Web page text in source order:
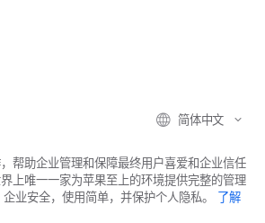
简体​中文
帮助​企业​管理​和​保障​最​终​用​户​喜爱​和​企业​信任​
上​唯​一​一​家​为​苹果​至​上​的​环境​提供​完整​的​管理​
业​安全，​使用​简单，​并​保护​个​人​隐私。
了解